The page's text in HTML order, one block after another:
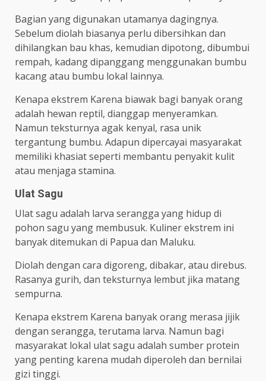
Bagian yang digunakan utamanya dagingnya.
Sebelum diolah biasanya perlu dibersihkan dan
dihilangkan bau khas, kemudian dipotong, dibumbui
rempah, kadang dipanggang menggunakan bumbu
kacang atau bumbu lokal lainnya.
Kenapa ekstrem Karena biawak bagi banyak orang
adalah hewan reptil, dianggap menyeramkan.
Namun teksturnya agak kenyal, rasa unik
tergantung bumbu. Adapun dipercayai masyarakat
memiliki khasiat seperti membantu penyakit kulit
atau menjaga stamina.
Ulat Sagu
Ulat sagu adalah larva serangga yang hidup di
pohon sagu yang membusuk. Kuliner ekstrem ini
banyak ditemukan di Papua dan Maluku.
Diolah dengan cara digoreng, dibakar, atau direbus.
Rasanya gurih, dan teksturnya lembut jika matang
sempurna.
Kenapa ekstrem Karena banyak orang merasa jijik
dengan serangga, terutama larva. Namun bagi
masyarakat lokal ulat sagu adalah sumber protein
yang penting karena mudah diperoleh dan bernilai
gizi tinggi.